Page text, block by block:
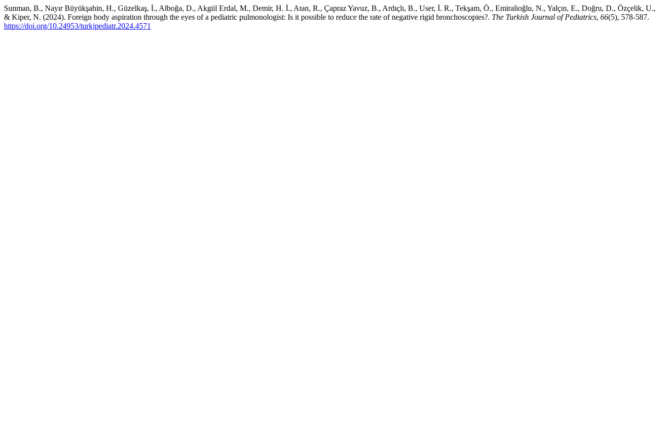
Sunman, B., Nayır Büyükşahin, H., Güzelkaş, İ., Alboğa, D., Akgül Erdal, M., Demir, H. İ., Atan, R., Çapraz Yavuz, B., Ardıçlı, B., User, İ. R., Tekşam, Ö., Emiralioğlu, N., Yalçın, E., Doğru, D., Özçelik, U.,
& Kiper, N. (2024). Foreign body aspiration through the eyes of a pediatric pulmonologist: Is it possible to reduce the rate of negative rigid bronchoscopies?. The Turkish Journal of Pediatrics, 66(5), 578-587.
https://doi.org/10.24953/turkjpediatr.2024.4571